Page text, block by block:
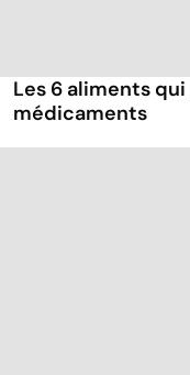
Les 6 aliments
médicaments